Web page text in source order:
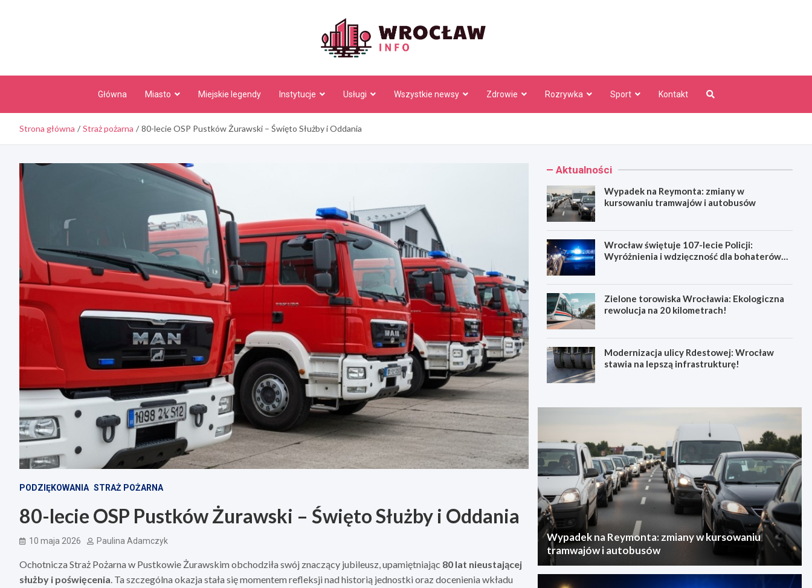
Główna Miasto Miejskie legendy Instytucje Usługi Wszystkie newsy Zdrowie Rozrywka Sport Kontakt
Strona główna Straż pożarna 80-lecie OSP Pustków Żurawski – Święto Służby i Oddania
PODZIĘKOWANIA STRAŻ POŻARNA
80-lecie OSP Pustków Żurawski – Święto Służby i Oddania
10 maja 2026 Paulina Adamczyk
Ochotnicza Straż Pożarna w Pustkowie Żurawskim obchodziła swój znaczący jubileusz, upamiętniając 80 lat nieustającej
służby i poświęcenia. Ta szczególna okazja stała się momentem refleksji nad historią jednostki oraz docenienia wkładu
Aktualności
Wypadek na Reymonta: zmiany w
kursowaniu tramwajów i autobusów
Wrocław świętuje 107-lecie Policji:
Wyróżnienia i wdzięczność dla bohaterów
Zielone torowiska Wrocławia: Ekologiczna
rewolucja na 20 kilometrach!
Modernizacja ulicy Rdestowej: Wrocław
stawia na lepszą infrastrukturę!
Wypadek na Reymonta: zmiany w kursowaniu
tramwajów i autobusów